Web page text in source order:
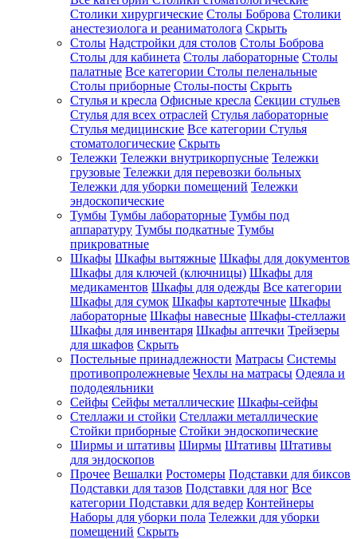
Столики хирургические Столы Боброва Столики
анестезиолога и реаниматолога Скрыть
Столы Надстройки для столов Столы Боброва
Столы для кабинета Столы лабораторные Столы
палатные Все категории Столы пеленальные
Столы приборные Столы-посты Скрыть
Стулья и кресла Офисные кресла Секции стульев
Стулья для всех отраслей Стулья лабораторные
Стулья медицинские Все категории Стулья
стоматологические Скрыть
Тележки Тележки внутрикорпусные Тележки
грузовые Тележки для перевозки больных
Тележки для уборки помещений Тележки
эндоскопические
Тумбы Тумбы лабораторные Тумбы под
аппаратуру Тумбы подкатные Тумбы
прикроватные
Шкафы Шкафы вытяжные Шкафы для документов
Шкафы для ключей (ключницы) Шкафы для
медикаментов Шкафы для одежды Все категории
Шкафы для сумок Шкафы картотечные Шкафы
лабораторные Шкафы навесные Шкафы-стеллажи
Шкафы для инвентаря Шкафы аптечки Трейзеры
для шкафов Скрыть
Постельные принадлежности Матрасы Системы
противопролежневые Чехлы на матрасы Одеяла и
пододеяльники
Сейфы Сейфы металлические Шкафы-сейфы
Стеллажи и стойки Стеллажи металлические
Стойки приборные Стойки эндоскопические
Ширмы и штативы Ширмы Штативы Штативы
для эндоскопов
Прочее Вешалки Ростомеры Подставки для биксов
Подставки для тазов Подставки для ног Все
категории Подставки для ведер Контейнеры
Наборы для уборки пола Тележки для уборки
помещений Скрыть